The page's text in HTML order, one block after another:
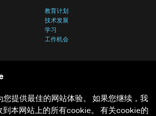
教育计划
技术发展
学习
工作机会
提供最佳的网站体验。 如果您继续，我
到本网站上的所有cookie。 有关cookie的